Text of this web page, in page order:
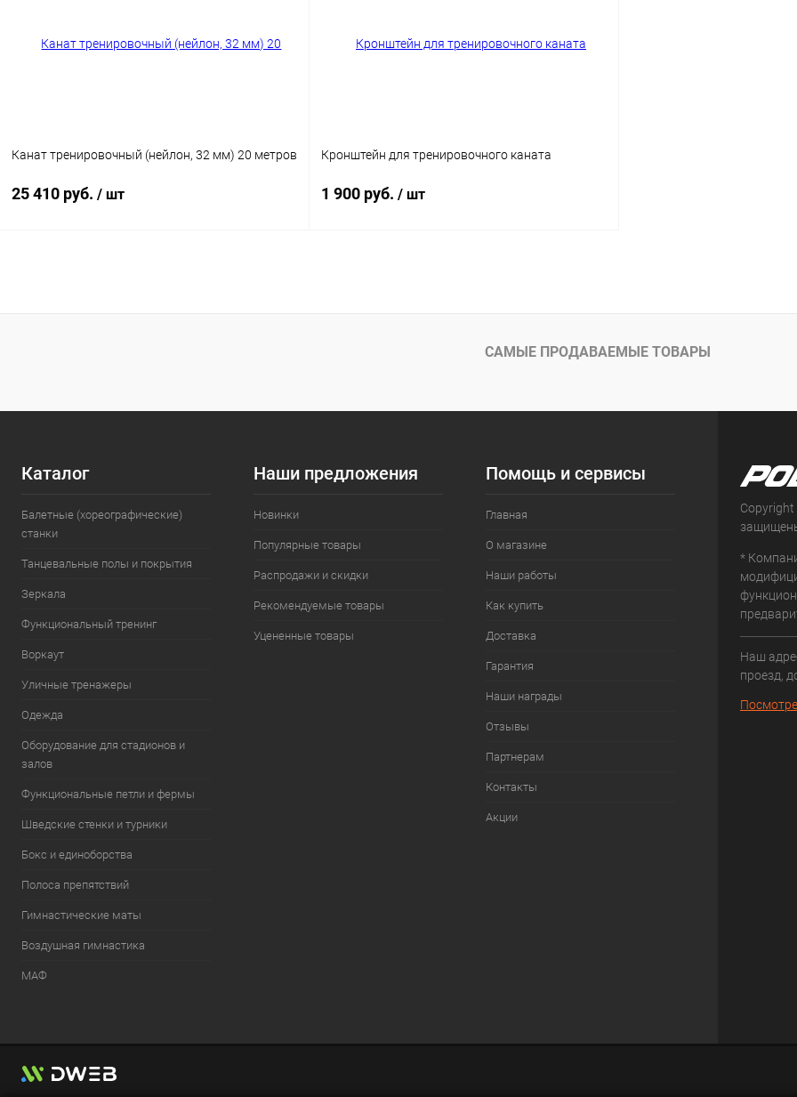
Канат тренировочный (нейлон, 32 мм) 20 метров
25 410 руб. / шт
Купить в 1 клик Сравнение
Кронштейн для тренировочного каната
1 900 руб. / шт
Купить в 1 клик Сравнение
В наличии
САМЫЕ ПРОДАВАЕМЫЕ ТОВАРЫ
Каталог
Балетные (хореографические)
станки
Танцевальные полы и покрытия
Зеркала
Функциональный тренинг
Воркаут
Уличные тренажеры
Одежда
Оборудование для стадионов и
залов
Функциональные петли и фермы
Шведские стенки и турники
Бокс и единоборства
Полоса препятствий
Гимнастические маты
Воздушная гимнастика
МАФ
Наши предложения
Новинки
Популярные товары
Распродажи и скидки
Рекомендуемые товары
Уцененные товары
Помощь и сервисы
Главная
О магазине
Наши работы
Как купить
Доставка
Гарантия
Наши награды
Отзывы
Партнерам
Контакты
Акции
*
Наш
проезд,